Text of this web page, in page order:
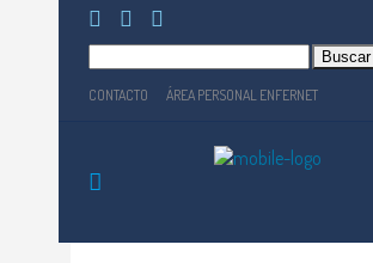
CONTACTO ÁREA PERSONAL ENFERNET